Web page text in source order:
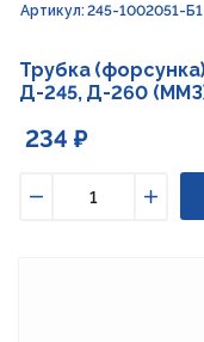
Артикул: 245-1002051-Б1
Трубка
Д-245, Д-260
234 ₽